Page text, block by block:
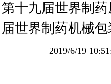
第十九届世界制
届世界制药机械
2019/6/19